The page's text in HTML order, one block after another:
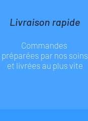
Livraison rapide
Commandes
préparées par nos soins
et livrées au plus vite